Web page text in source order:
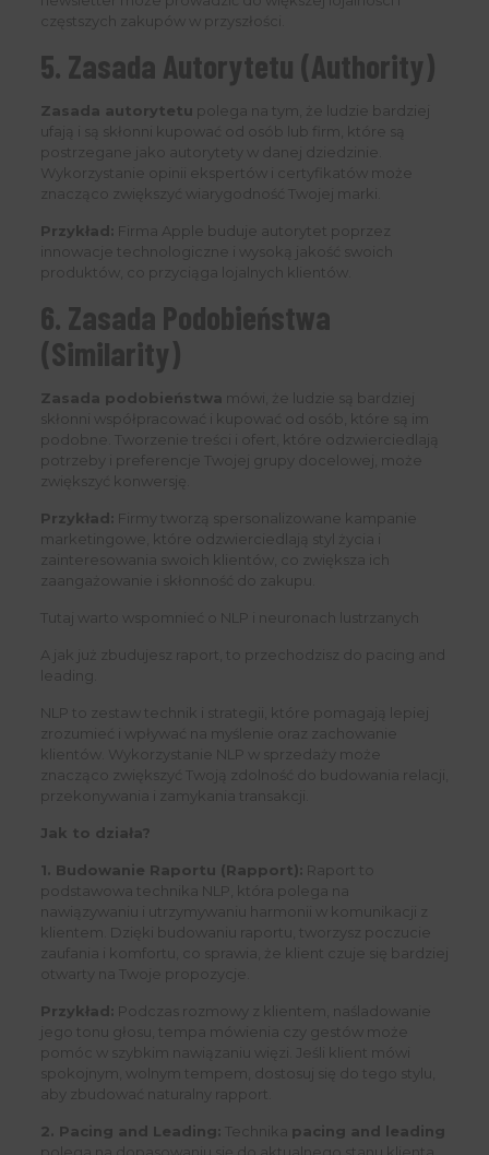
częstszych zakupów w przyszłości.
5. Zasada Autorytetu (Authority)
Zasada autorytetu polega na tym, że ludzie bardziej
ufają i są skłonni kupować od osób lub firm, które są
postrzegane jako autorytety w danej dziedzinie.
Wykorzystanie opinii ekspertów i certyfikatów może
znacząco zwiększyć wiarygodność Twojej marki.
Przykład: Firma Apple buduje autorytet poprzez
innowacje technologiczne i wysoką jakość swoich
produktów, co przyciąga lojalnych klientów.
6. Zasada Podobieństwa
(Similarity)
Zasada podobieństwa mówi, że ludzie są bardziej
skłonni współpracować i kupować od osób, które są im
podobne. Tworzenie treści i ofert, które odzwierciedlają
potrzeby i preferencje Twojej grupy docelowej, może
zwiększyć konwersję.
Przykład: Firmy tworzą spersonalizowane kampanie
marketingowe, które odzwierciedlają styl życia i
zainteresowania swoich klientów, co zwiększa ich
zaangażowanie i skłonność do zakupu.
Tutaj warto wspomnieć o NLP i neuronach lustrzanych
A jak już zbudujesz raport, to przechodzisz do pacing and
leading.
NLP to zestaw technik i strategii, które pomagają lepiej
zrozumieć i wpływać na myślenie oraz zachowanie
klientów. Wykorzystanie NLP w sprzedaży może
znacząco zwiększyć Twoją zdolność do budowania relacji,
przekonywania i zamykania transakcji.
Jak to działa?
1. Budowanie Raportu (Rapport): Raport to
podstawowa technika NLP, która polega na
nawiązywaniu i utrzymywaniu harmonii w komunikacji z
klientem. Dzięki budowaniu raportu, tworzysz poczucie
zaufania i komfortu, co sprawia, że klient czuje się bardziej
otwarty na Twoje propozycje.
Przykład: Podczas rozmowy z klientem, naśladowanie
jego tonu głosu, tempa mówienia czy gestów może
pomóc w szybkim nawiązaniu więzi. Jeśli klient mówi
spokojnym, wolnym tempem, dostosuj się do tego stylu,
aby zbudować naturalny rapport.
2. Pacing and Leading: Technika pacing and leading